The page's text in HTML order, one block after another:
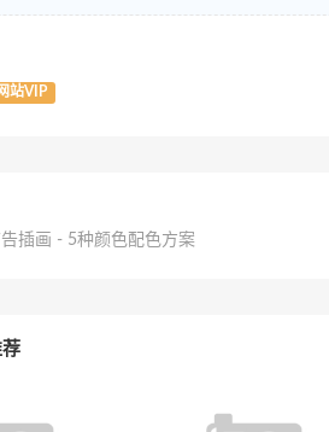
站VIP
插画 - 5种颜色配色方案